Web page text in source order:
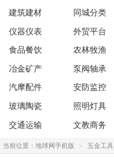
建筑建材
同城分类
仪器仪表
外贸平台
食品餐饮
农林牧渔
冶金矿产
泵阀轴承
汽摩配件
安防监控
玻璃陶瓷
照明灯具
交通运输
文教商务
当前位置： 地球网手机版 > 五金工具